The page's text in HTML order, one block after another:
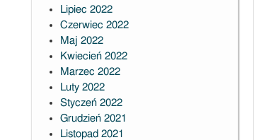
Lipiec 2022
Czerwiec 2022
Maj 2022
Kwiecień 2022
Marzec 2022
Luty 2022
Styczeń 2022
Grudzień 2021
Listopad 2021